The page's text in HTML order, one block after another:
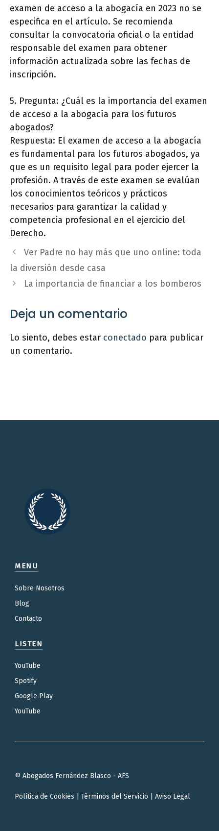
examen de acceso a la abogacía en 2023 no se
especifica en el artículo. Se recomienda
consultar la convocatoria oficial o la entidad
responsable del examen para obtener
información actualizada sobre las fechas de
inscripción.
5. Pregunta: ¿Cuál es la importancia del examen
de acceso a la abogacía para los futuros
abogados?
Respuesta: El examen de acceso a la abogacía
es fundamental para los futuros abogados, ya
que es un requisito legal para poder ejercer la
profesión. A través de este examen se evalúan
los conocimientos teóricos y prácticos
necesarios para garantizar la calidad y
competencia profesional en el ejercicio del
Derecho.
Ver Padre no hay más que uno online: toda
la diversión desde casa
La importancia de financiar a los bomberos
Deja un comentario
Lo siento, debes estar conectado para publicar
un comentario.
MENU
Sobre Nosotros
Blog
Contacto
LISTEN
YouTube
Spotify
Google Play
YouTube
© Abogados Fernández Blasco - AFS
Política de Cookies Términos del Servicio Aviso Legal